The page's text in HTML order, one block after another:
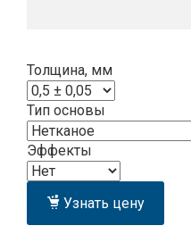
Толщина, мм
Тип основы
Эффекты
Узнать цену